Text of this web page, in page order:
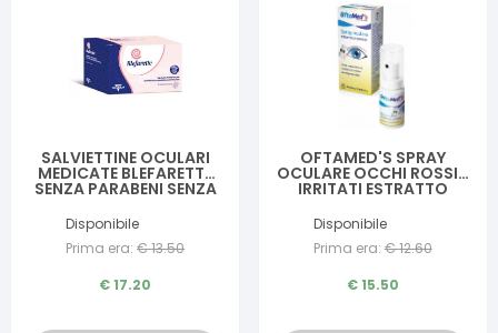
SALVIETTINE OCULARI
MEDICATE BLEFARETTE
SENZA PARABENI SENZA
ALCOOL 30 PEZZI
Disponibile
Prima era: €13.50
€17.20
OFTAMED'S SPRAY
OCULARE OCCHI ROSSI E
IRRITATI ESTRATTO
Disponibile
Prima era: €12.60
€15.50